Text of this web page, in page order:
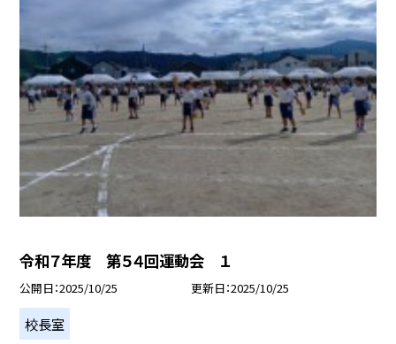
令和７年度 第５４回運動会 １
公開日 2025/10/25 更新日 2025/10/25
校長室